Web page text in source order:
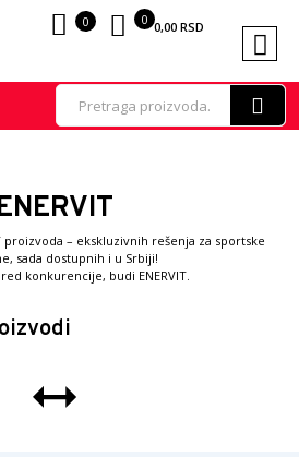
0 0,00 RSD
0
proizvoda – ekskluzivnih rešenja za sportske
sada dostupnih i u Srbiji!
konkurencije, budi ENERVIT.